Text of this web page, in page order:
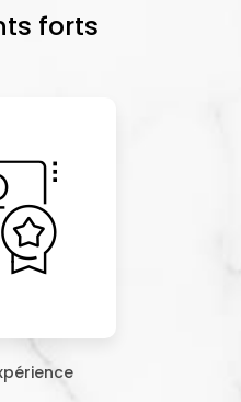
forts